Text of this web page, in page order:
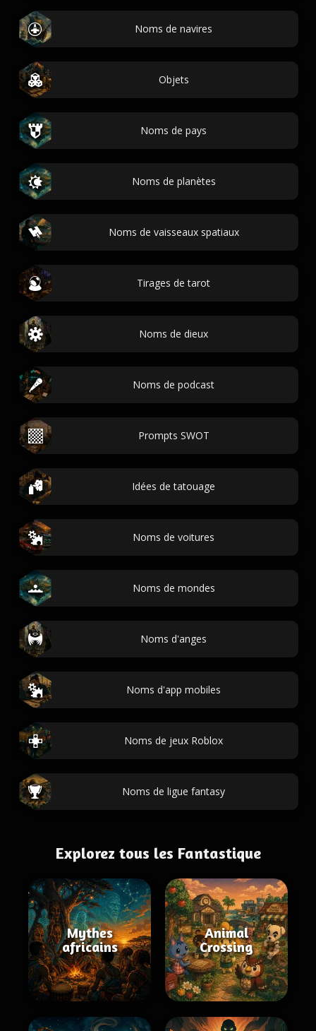
Noms de navires
Objets
Noms de pays
Noms de planètes
Noms de vaisseaux spatiaux
Tirages de tarot
Noms de dieux
Noms de podcast
Prompts SWOT
Idées de tatouage
Noms de voitures
Noms de mondes
Noms d'anges
Noms d'app mobiles
Noms de jeux Roblox
Noms de ligue fantasy
Explorez tous les Fantastique
Mythes
africains
Animal
Crossing